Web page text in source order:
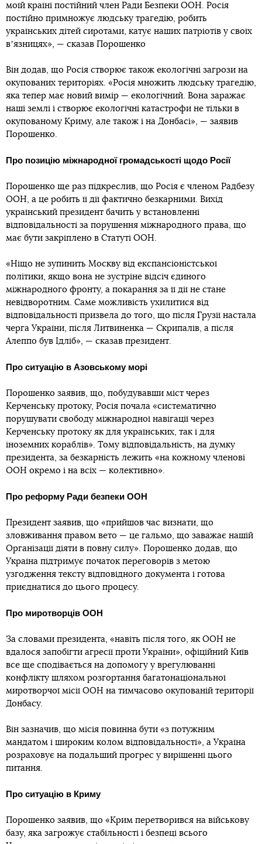
моїй країні постійний член Ради Безпеки ООН. Росія
постійно примножує людську трагедію, робить
українських дітей сиротами, катує наших патріотів у своїх
вʼязницях», — сказав Порошенко
Він додав, що Росія створює також екологічні загрози на
окупованих територіях. «Росія множить людську трагедію,
яка тепер має новий вимір — екологічний. Вона заражає
наші землі і створює екологічні катастрофи не тільки в
окупованому Криму, але також і на Донбасі», — заявив
Порошенко.
Про позицію міжнародної громадськості щодо Росії
Порошенко ще раз підкреслив, що Росія є членом Радбезу
ООН, а це робить її дії фактично безкарними. Вихід
український президент бачить у встановленні
відповідальності за порушення міжнародного права, що
має бути закріплено в Статуті ООН.
«Ніщо не зупинить Москву від експансіоністської
політики, якщо вона не зустріне відсіч єдиного
міжнародного фронту, а покарання за її дії не стане
невідворотним. Саме можливість ухилитися від
відповідальності призвела до того, що після Грузії настала
черга України, після Литвиненка — Скрипалів, а після
Алеппо був Ідліб», — сказав президент.
Про ситуацію в Азовському морі
Порошенко заявив, що, побудувавши міст через
Керченську протоку, Росія почала «систематично
порушувати свободу міжнародної навігації через
Керченську протоку як для українських, так і для
іноземних кораблів». Тому відповідальність, на думку
президента, за безкарність лежить «на кожному членові
ООН окремо і на всіх — колективно».
Про реформу Ради безпеки ООН
Президент заявив, що «прийшов час визнати, що
зловживання правом вето — це гальмо, що заважає нашій
Організації діяти в повну силу». Порошенко додав, що
Україна підтримує початок переговорів з метою
узгодження тексту відповідного документа і готова
приєднатися до цього процесу.
Про миротворців ООН
За словами президента, «навіть після того, як ООН не
вдалося запобігти агресії проти України», офіційний Київ
все ще сподівається на допомогу у врегулюванні
конфлікту шляхом розгортання багатонаціональної
миротворчої місії ООН на тимчасово окупованій території
Донбасу.
Він зазначив, що місія повинна бути «з потужним
мандатом і широким колом відповідальності», а Україна
розраховує на подальший прогрес у вирішенні цього
питання.
Про ситуацію в Криму
Порошенко заявив, що «Крим перетворився на військову
базу, яка загрожує стабільності і безпеці всього